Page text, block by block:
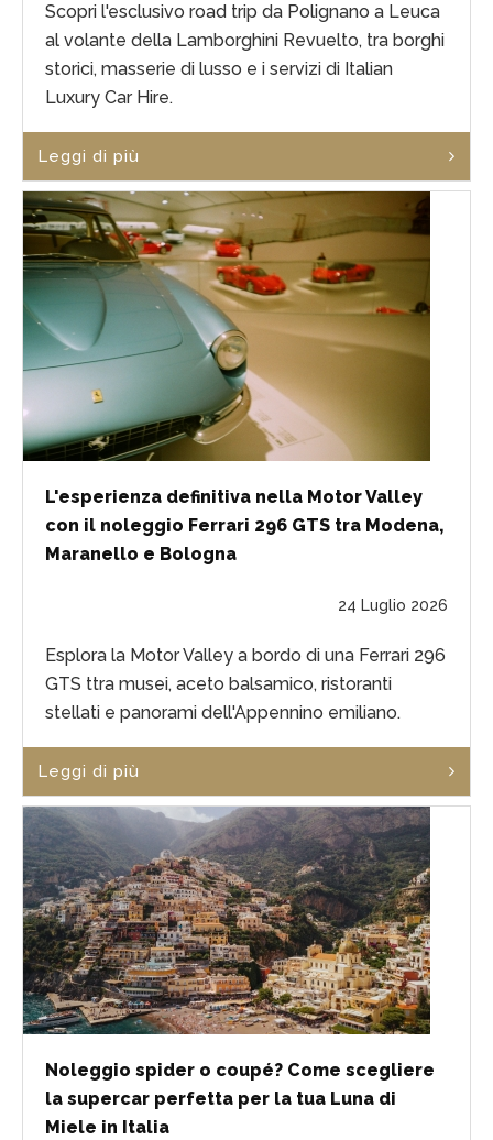
Scopri l'esclusivo road trip da Polignano a Leuca
al volante della Lamborghini Revuelto, tra borghi
storici, masserie di lusso e i servizi di Italian
Luxury Car Hire.
Leggi di più
L'esperienza definitiva nella Motor Valley
con il noleggio Ferrari 296 GTS tra Modena,
Maranello e Bologna
24 Luglio 2026
Esplora la Motor Valley a bordo di una Ferrari 296
GTS ttra musei, aceto balsamico, ristoranti
stellati e panorami dell'Appennino emiliano.
Leggi di più
Noleggio spider o coupé? Come scegliere
la supercar perfetta per la tua Luna di
Miele in Italia